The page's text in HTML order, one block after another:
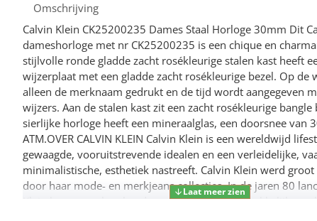
Omschrijving
Calvin Klein CK25200235 Dames Staal Horloge 30mm Dit
dameshorloge met nr CK25200235 is een chique en
stijlvolle ronde gladde zacht rosékleurige stalen kast heeft
wijzerplaat met een gladde zacht rosékleurige bezel. Op de
alleen de merknaam gedrukt en de tijd wordt aangegeven
wijzers. Aan de stalen kast zit een zacht rosékleurige bangle
sierlijke horloge heeft een mineraalglas, een doorsnee van
ATM.OVER CALVIN KLEIN Calvin Klein is een wereldwijd
gewaagde, vooruitstrevende idealen en een verleidelijke,
minimalistische, esthetiek nastreeft. Calvin Klein werd
door haar mode- en merkjeans collecties. In de jaren 80
Klein haar spraakmakende ondergoed dat uitdrukkelijk van